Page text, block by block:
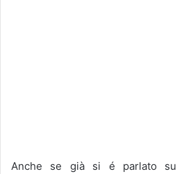
Anche se già si é parlato su